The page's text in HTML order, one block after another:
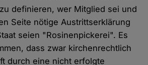
definieren, wer Mitglied sei und
Seite nötige Austrittserklärung
seien "Rosinenpickerei". Es
dass zwar kirchenrechtlich
durch eine nicht erfolgte